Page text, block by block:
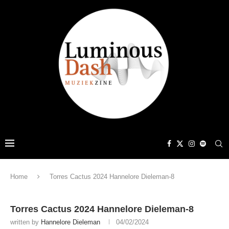
Home Torres Cactus 2024 Hannelore Dieleman-8
Torres Cactus 2024 Hannelore Dieleman-8
written by Hannelore Dieleman 04/02/2024